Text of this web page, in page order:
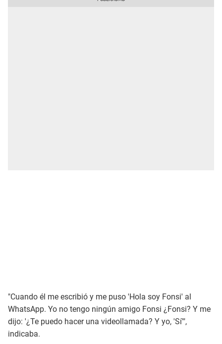
"Cuando él me escribió y me puso 'Hola soy Fonsi' al
WhatsApp. Yo no tengo ningún amigo Fonsi ¿Fonsi? Y me
dijo: '¿Te puedo hacer una videollamada? Y yo, 'Sí'",
indicaba.